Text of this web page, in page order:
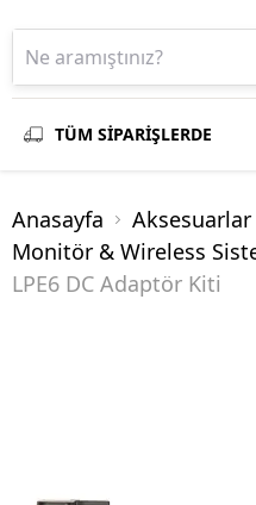
TÜM SİPARİŞLERDE
Anasayfa
Aksesuarlar
Monitör & Wireless
LPE6 DC Adaptör Kiti